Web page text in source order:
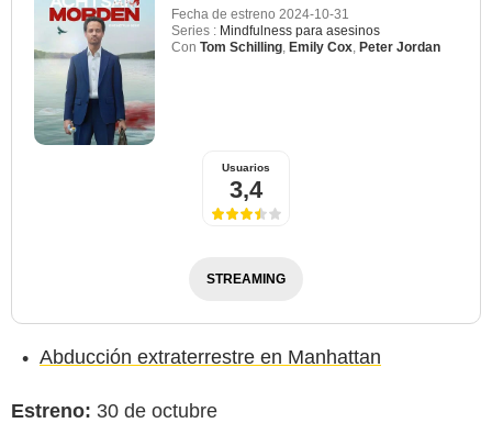
Fecha de estreno 2024-10-31
Series : Mindfulness para asesinos
Con Tom Schilling Emily Cox Peter Jordan
Usuarios
3,4
STREAMING
Abducción extraterrestre en Manhattan
Estreno: 30 de octubre